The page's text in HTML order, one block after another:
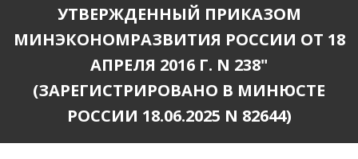
УТВЕРЖДЕННЫЙ ПРИКАЗОМ
МИНЭКОНОМРАЗВИТИЯ РОССИИ ОТ 18
АПРЕЛЯ 2016 Г. N 238"
(ЗАРЕГИСТРИРОВАНО В МИНЮСТЕ
РОССИИ 18.06.2025 N 82644)